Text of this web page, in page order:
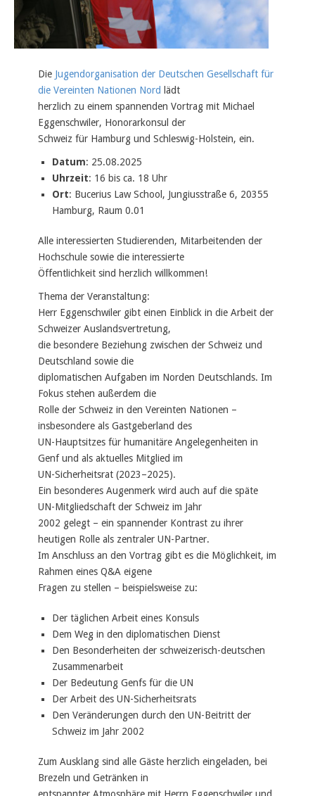
Die Jugendorganisation der Deutschen Gesellschaft für
die Vereinten Nationen Nord lädt
herzlich zu einem spannenden Vortrag mit Michael
Eggenschwiler, Honorarkonsul der
Schweiz für Hamburg und Schleswig-Holstein, ein.
Datum: 25.08.2025
Uhrzeit: 16 bis ca. 18 Uhr
Ort: Bucerius Law School, Jungiusstraße 6, 20355
Hamburg, Raum 0.01
Alle interessierten Studierenden, Mitarbeitenden der
Hochschule sowie die interessierte
Öffentlichkeit sind herzlich willkommen!
Thema der Veranstaltung:
Herr Eggenschwiler gibt einen Einblick in die Arbeit der
Schweizer Auslandsvertretung,
die besondere Beziehung zwischen der Schweiz und
Deutschland sowie die
diplomatischen Aufgaben im Norden Deutschlands. Im
Fokus stehen außerdem die
Rolle der Schweiz in den Vereinten Nationen –
insbesondere als Gastgeberland des
UN-Hauptsitzes für humanitäre Angelegenheiten in
Genf und als aktuelles Mitglied im
UN-Sicherheitsrat (2023–2025).
Ein besonderes Augenmerk wird auch auf die späte
UN-Mitgliedschaft der Schweiz im Jahr
2002 gelegt – ein spannender Kontrast zu ihrer
heutigen Rolle als zentraler UN-Partner.
Im Anschluss an den Vortrag gibt es die Möglichkeit, im
Rahmen eines Q&A eigene
Fragen zu stellen – beispielsweise zu:
Der täglichen Arbeit eines Konsuls
Dem Weg in den diplomatischen Dienst
Den Besonderheiten der schweizerisch-deutschen
Zusammenarbeit
Der Bedeutung Genfs für die UN
Der Arbeit des UN-Sicherheitsrats
Den Veränderungen durch den UN-Beitritt der
Schweiz im Jahr 2002
Zum Ausklang sind alle Gäste herzlich eingeladen, bei
Brezeln und Getränken in
entspannter Atmosphäre mit Herrn Eggenschwiler und